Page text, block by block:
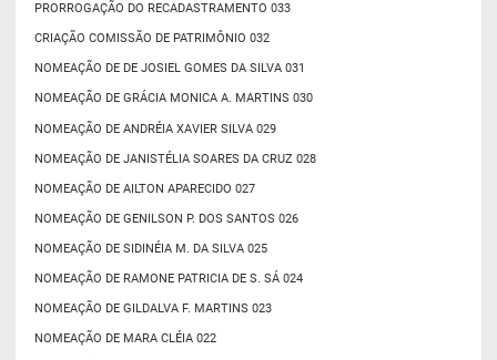
PRORROGAÇÃO DO RECADASTRAMENTO 033
CRIAÇÃO COMISSÃO DE PATRIMÔNIO 032
NOMEAÇÃO DE DE JOSIEL GOMES DA SILVA 031
NOMEAÇÃO DE GRÁCIA MONICA A. MARTINS 030
NOMEAÇÃO DE ANDRÉIA XAVIER SILVA 029
NOMEAÇÃO DE JANISTÉLIA SOARES DA CRUZ 028
NOMEAÇÃO DE AILTON APARECIDO 027
NOMEAÇÃO DE GENILSON P. DOS SANTOS 026
NOMEAÇÃO DE SIDINÉIA M. DA SILVA 025
NOMEAÇÃO DE RAMONE PATRICIA DE S. SÁ 024
NOMEAÇÃO DE GILDALVA F. MARTINS 023
NOMEAÇÃO DE MARA CLÉIA 022